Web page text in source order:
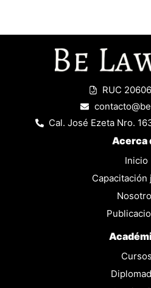
RUC
Cal. José Ezeta Nro.
Acerca
Inicio
Capacitación
Cursos